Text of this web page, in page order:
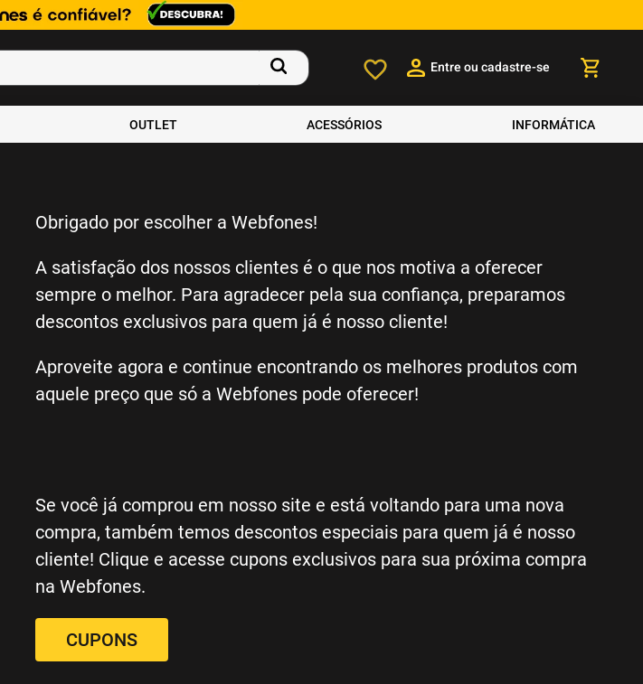
Entre ou cadastre-se
OUTLET ACESSÓRIOS INFORMÁTICA
Obrigado por escolher a Webfones!
A satisfação dos nossos clientes é o que nos motiva a oferecer
sempre o melhor. Para agradecer pela sua confiança, preparamos
descontos exclusivos para quem já é nosso cliente!
Aproveite agora e continue encontrando os melhores produtos com
aquele preço que só a Webfones pode oferecer!
Se você já comprou em nosso site e está voltando para uma nova
compra, também temos descontos especiais para quem já é nosso
cliente! Clique e acesse cupons exclusivos para sua próxima compra
na Webfones.
CUPONS